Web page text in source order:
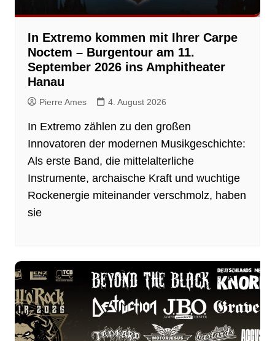
In Extremo kommen mit Ihrer Carpe
Noctem – Burgentour am 11.
September 2026 ins Amphitheater
Hanau
Pierre Ames 4. August 2026
In Extremo zählen zu den großen
Innovatoren der modernen Musikgeschichte:
Als erste Band, die mittelalterliche
Instrumente, archaische Kraft und wuchtige
Rockenergie miteinander verschmolz, haben
sie